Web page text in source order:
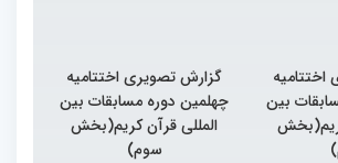
بین
گزارش تصویری اختتامیه
چهلمین دوره مسابقات بین
المللی قرآن کریم(بخش
سوم)